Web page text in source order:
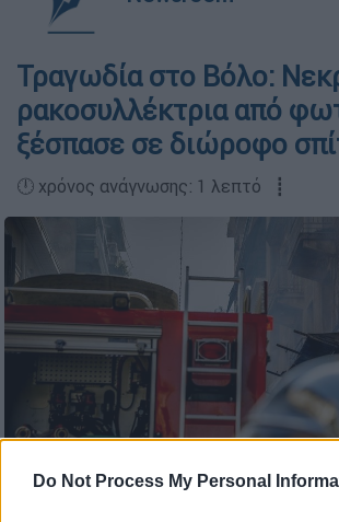
Do Not Process My Personal
Τραγωδία στο Βόλο:
ρακοσυλλέκτρια από
ξέσπασε σε διώροφο
🕛 χρόνος ανάγνωσης: 1 λεπτό ┋